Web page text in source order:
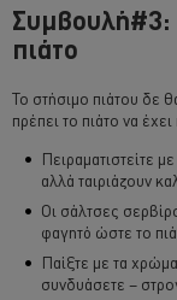
Συμβουλή#3:
πιάτο
Το στήσιμο πιάτου δε
πρέπει το πιάτο να
Πειραματιστείτε
αλλά ταιριάζουν
Οι σάλτσες
φαγητό ώστε το
Παίξτε με τα
συνδυάσετε –